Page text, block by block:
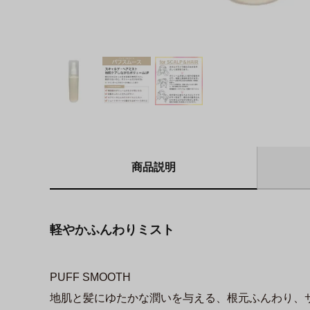
商品説明
軽やかふんわりミスト
PUFF SMOOTH
地肌と髪にゆたかな潤いを与える、根元ふんわり、